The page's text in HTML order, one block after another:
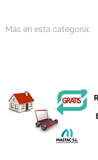
Más en esta categoría: